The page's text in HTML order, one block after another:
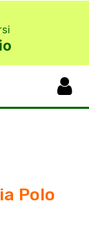
Polo